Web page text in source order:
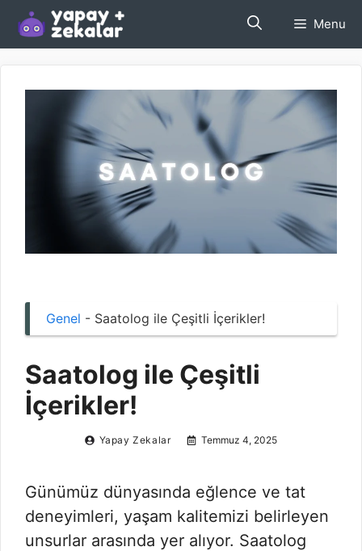
İçeriğe
atla
Menu
Genel - Saatolog ile Çeşitli İçerikler!
Saatolog ile Çeşitli
İçerikler!
Yapay Zekalar Temmuz 4, 2025
Günümüz dünyasında eğlence ve tat
deneyimleri, yaşam kalitemizi belirleyen
unsurlar arasında yer alıyor. Saatolog